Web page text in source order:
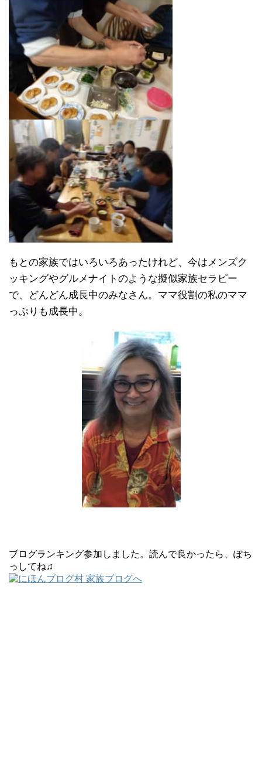
もとの家族ではいろいろあったけれど、今はメンズク
ッキングやグルメナイトのような擬似家族セラピー
で、どんどん成長中のみなさん。ママ役割の私のママ
っぷりも成長中。
ブログランキング参加しました。読んで良かったら、ぽち
っしてね♫